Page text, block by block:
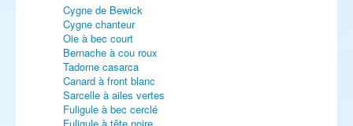
Cygne de Bewick
Cygne chanteur
Oie à bec court
Bernache à cou roux
Tadorne casarca
Canard à front blanc
Sarcelle à ailes vertes
Fuligule à bec cerclé